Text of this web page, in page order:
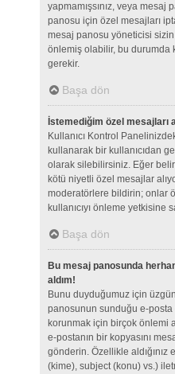
yapmamışsınız, veya
panosu için özel mesajları
mesaj panosu yöneticisi sizin
önlemiş olabilir, bu durumda
gerekir.
Başa dön
İstemediğim özel
Kullanıcı Kontrol
kullanarak bir kullanıcıdan
olarak silebilirsiniz. Eğer
kötü niyetli özel mesajlar
moderatörlere bildirin; onlar
kullanıcıyı önleme yetkisine
Başa dön
Bu mesaj panosunda
aldım!
Bunu duyduğumuz için
panosunun sunduğu e-
korunmak için birçok önlemi
e-postanın bir kopyasını
gönderin. Özellikle aldığınız
(kime), subject (konu) vs.)